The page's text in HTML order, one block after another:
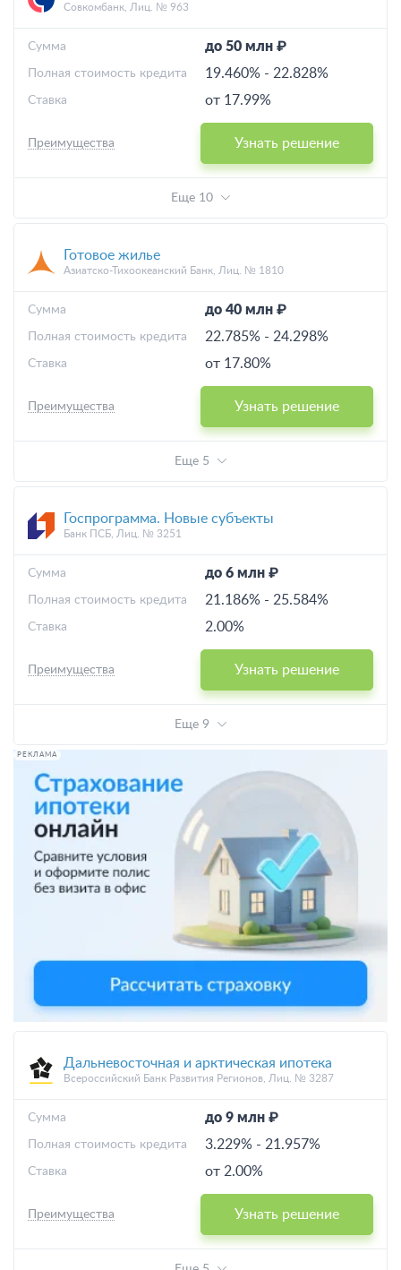
Совкомбанк, Лиц. № 963
до 50 млн ₽
Cумма
19.460% - 22.828%
Полная стоимость кредита
от 17.99%
Ставка
Узнать решение
Преимущества
Еще 10
Готовое жилье
Азиатско-Тихоокеанский Банк, Лиц. № 1810
до 40 млн ₽
Cумма
22.785% - 24.298%
Полная стоимость кредита
от 17.80%
Ставка
Узнать решение
Преимущества
Еще 5
Госпрограмма. Новые субъекты
Банк ПСБ, Лиц. № 3251
до 6 млн ₽
Cумма
21.186% - 25.584%
Полная стоимость кредита
2.00%
Ставка
Узнать решение
Преимущества
Еще 9
РЕКЛАМА
Дальневосточная и арктическая ипотека
Всероссийский Банк Развития Регионов, Лиц. № 3287
до 9 млн ₽
Cумма
3.229% - 21.957%
Полная стоимость кредита
от 2.00%
Ставка
Узнать решение
Преимущества